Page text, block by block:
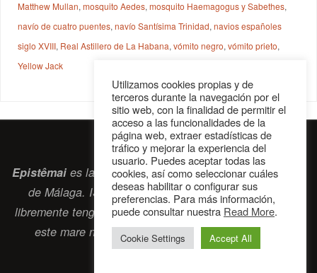
Matthew Mullan,mosquito Aedes,mosquito Haemagogus y Sabethes,
navío de cuatro puentes,navío Santísima Trinidad,navios españoles
siglo XVIII, Real Astillero de La Habana,vómito negro,vómito prieto,
Yellow Jack
Epistêmaies la revista digital de la Sociedad Erasmiana
de Málaga. ISSN 2697-2468. Bienvenidos cuantos
libremente tengan algo que intercambiar navegando por
este mare nostrumque es el océano erasmiano.
contacto@epistemai.es
Utilizamos cookies propias y de
terceros durante la navegación por el
sitio web, con la finalidad de permitir el
acceso a las funcionalidades de la
página web, extraer estadísticas de
tráfico y mejorar la experiencia del
usuario. Puedes aceptar todas las
cookies, así como seleccionar cuáles
deseas habilitar o configurar sus
preferencias. Para más información,
puede consultar nuestra Read More.
Cookie Settings Accept All